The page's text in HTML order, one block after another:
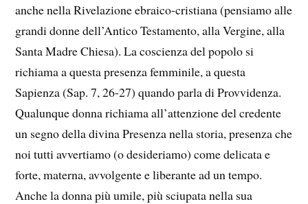
anche nella Rivelazione ebraico-cristiana (pensiamo alle
grandi donne dell’Antico Testamento, alla Vergine, alla
Santa Madre Chiesa). La coscienza del popolo si
richiama a questa presenza femminile, a questa
Sapienza (Sap. 7, 26-27) quando parla di Provvidenza.
Qualunque donna richiama all’attenzione del credente
un segno della divina Presenza nella storia, presenza che
noi tutti avvertiamo (o desideriamo) come delicata e
forte, materna, avvolgente e liberante ad un tempo.
Anche la donna più umile, più sciupata nella sua